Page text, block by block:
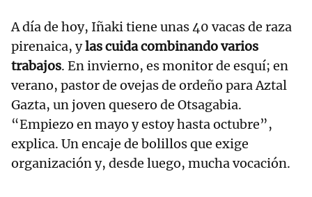
A día de hoy, Iñaki tiene unas 40 vacas de raza
pirenaica, ylas cuida combinando varios
trabajos. En invierno, es monitor de esquí; en
verano, pastor de ovejas de ordeño para Aztal
Gazta, un joven quesero de Otsagabia.
“Empiezo en mayo y estoy hasta octubre”,
explica. Un encaje de bolillos que exige
organización y, desde luego, mucha vocación.